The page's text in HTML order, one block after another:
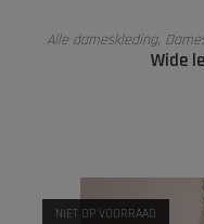
Alle dameskleding,
Wide
NIET OP VOORRAAD